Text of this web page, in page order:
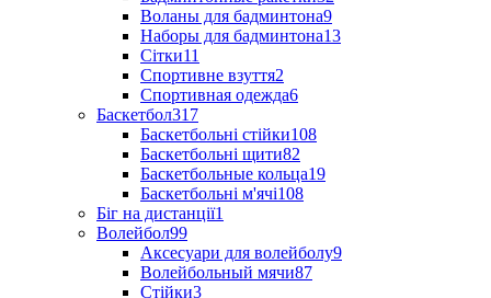
Воланы для бадминтона9
Наборы для бадминтона13
Сітки11
Спортивне взуття2
Спортивная одежда6
Баскетбол317
Баскетбольні стійки108
Баскетбольні щити82
Баскетбольные кольца19
Баскетбольні м'ячі108
Біг на дистанції1
Волейбол99
Аксесуари для волейболу9
Волейбольный мячи87
Стійки3